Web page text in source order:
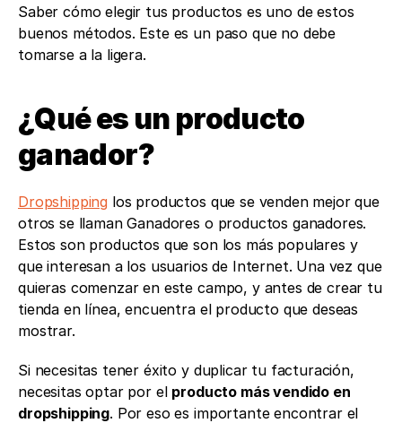
Saber cómo elegir tus productos es uno de estos
buenos métodos. Este es un paso que no debe
tomarse a la ligera.
¿Qué es un producto
ganador?
Dropshipping los productos que se venden mejor que
otros se llaman Ganadores o productos ganadores.
Estos son productos que son los más populares y
que interesan a los usuarios de Internet. Una vez que
quieras comenzar en este campo, y antes de crear tu
tienda en línea, encuentra el producto que deseas
mostrar.
Si necesitas tener éxito y duplicar tu facturación,
necesitas optar por el producto más vendido en
dropshipping. Por eso es importante encontrar el